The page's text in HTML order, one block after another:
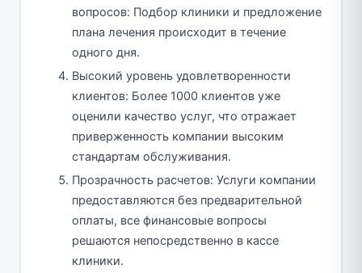
вопросов: Подбор клиники и предложение
плана лечения происходит в течение
одного дня.
Высокий уровень удовлетворенности
клиентов: Более 1000 клиентов уже
оценили качество услуг, что отражает
приверженность компании высоким
стандартам обслуживания.
Прозрачность расчетов: Услуги компании
предоставляются без предварительной
оплаты, все финансовые вопросы
решаются непосредственно в кассе
клиники.